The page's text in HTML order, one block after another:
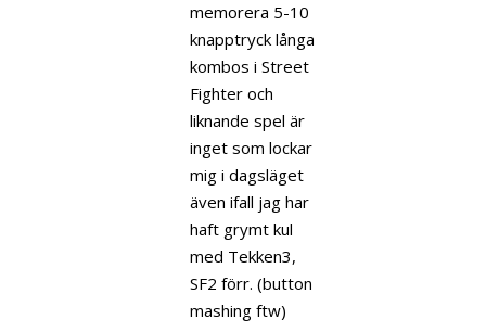
memorera 5-10
knapptryck långa
kombos i Street
Fighter och
liknande spel är
inget som lockar
mig i dagsläget
även ifall jag har
haft grymt kul
med Tekken3,
SF2 förr. (button
mashing ftw)